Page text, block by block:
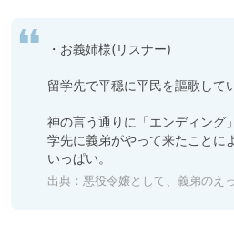
・お義姉様(リスナー)
留学先で平穏に平民を謳歌して
神の言う通りに「エンディング
学先に義弟がやって来たことに
いっぱい。
出典： 悪役令嬢として、義弟のえっちな躾! がんばりましょう